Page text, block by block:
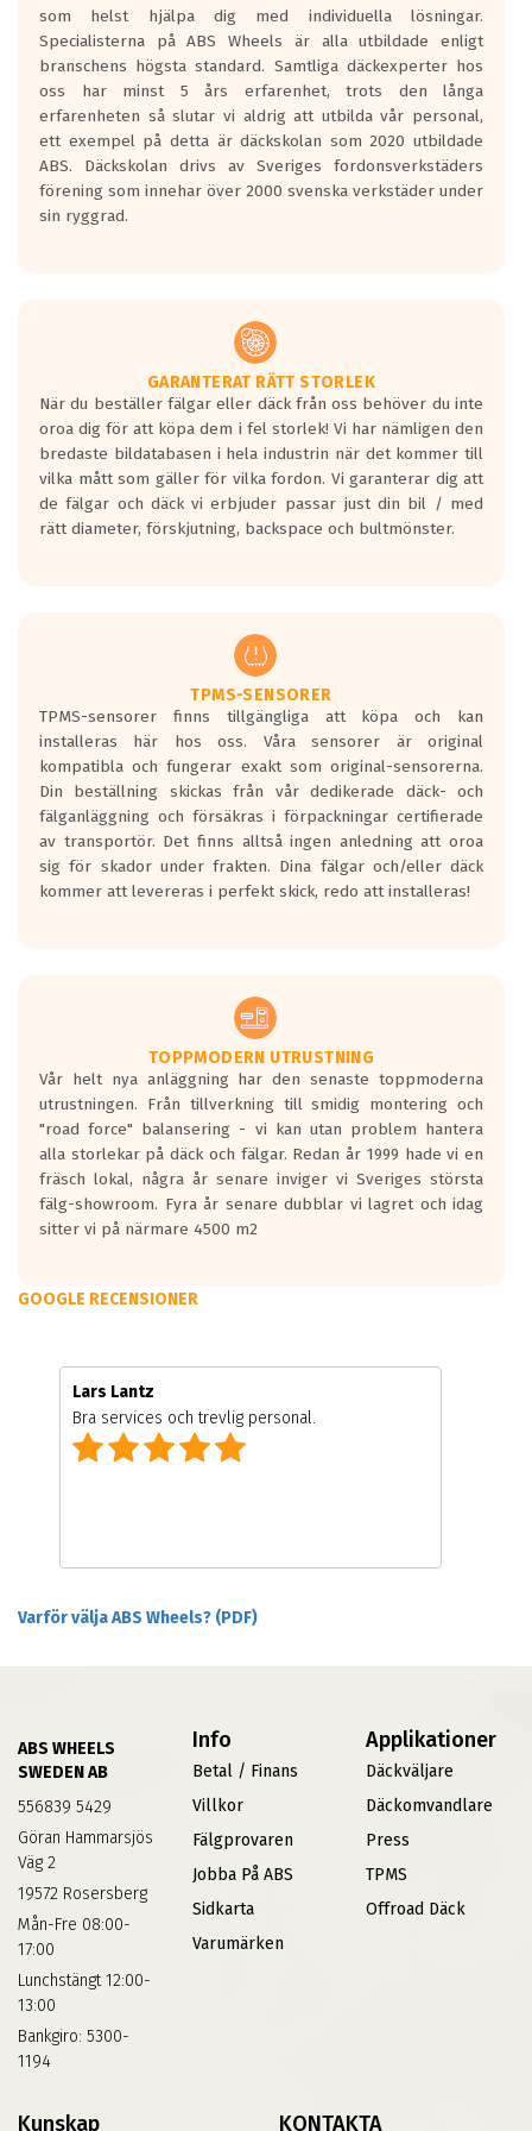
den kortaste bromssträckan och F är den
längsta.
Inga D eller G betyg delas ut för
personbilar och lätta lastbilar.
Betyget sätts efter ett test där däcken
skall bromsa in på en väg där det ligger
0.5-1.5 mm vatten.
I 80km/h kommer skillnaden på
Vid körning i över 50km/h brukar
rullmotståndets ljud överträffa
motorljudet.
På däckmärkningen kommer det finnas
en symbol av ett däck med vågar. Hög
bullernivå markeras med svarta vågor
medans de vita vågorna påvisar om det är
ett tyst däck.
regelverket som introduceras år 2016.
Ett däck med två svarta vågor är redan
godkända för år 2016 nya regelverk.
Ett däck med en svart våg kommer vara
minst tre decibel tystare än det
regelverk som börjar gälla 2016.
som helst hjälpa dig med individuella lösningar.
Specialisterna på ABS Wheels är alla utbildade enligt
branschens högsta standard. Samtliga däckexperter hos
oss har minst 5 års erfarenhet, trots den långa
erfarenheten så slutar vi aldrig att utbilda vår personal,
ett exempel på detta är däckskolan som 2020 utbildade
ABS. Däckskolan drivs av Sveriges fordonsverkstäders
förening som innehar över 2000 svenska verkstäder under
sin ryggrad.
GARANTERAT RÄTT STORLEK
När du beställer fälgar eller däck från oss behöver du inte
oroa dig för att köpa dem i fel storlek! Vi har nämligen den
bredaste bildatabasen i hela industrin när det kommer till
vilka mått som gäller för vilka fordon. Vi garanterar dig att
de fälgar och däck vi erbjuder passar just din bil / med
rätt diameter, förskjutning, backspace och bultmönster.
TPMS-SENSORER
TPMS-sensorer finns tillgängliga att köpa och kan
installeras här hos oss. Våra sensorer är original
kompatibla och fungerar exakt som original-sensorerna.
Din beställning skickas från vår dedikerade däck- och
fälganläggning och försäkras i förpackningar certifierade
av transportör. Det finns alltså ingen anledning att oroa
sig för skador under frakten. Dina fälgar och/eller däck
kommer att levereras i perfekt skick, redo att installeras!
TOPPMODERN UTRUSTNING
Vår helt nya anläggning har den senaste toppmoderna
utrustningen. Från tillverkning till smidig montering och
"road force" balansering - vi kan utan problem hantera
alla storlekar på däck och fälgar. Redan år 1999 hade vi en
fräsch lokal, några år senare inviger vi Sveriges största
fälg-showroom. Fyra år senare dubblar vi lagret och idag
sitter vi på närmare 4500 m2
GOOGLE RECENSIONER
Lars Lantz
Bra services och trevlig personal.
Varför välja ABS Wheels? (PDF)
ABS WHEELS
SWEDEN AB
556839 5429
Göran Hammarsjös
Väg 2
19572 Rosersberg
Mån-Fre 08:00-
17:00
Lunchstängt 12:00-
13:00
Bankgiro: 5300-
1194
Info
Betal / Finans
Villkor
Fälgprovaren
Jobba På ABS
Sidkarta
Varumärken
Applikationer
Däckväljare
Däckomvandlare
Press
TPMS
Offroad Däck
Kunskap KONTAKTA